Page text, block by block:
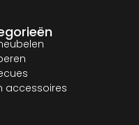
accessoires